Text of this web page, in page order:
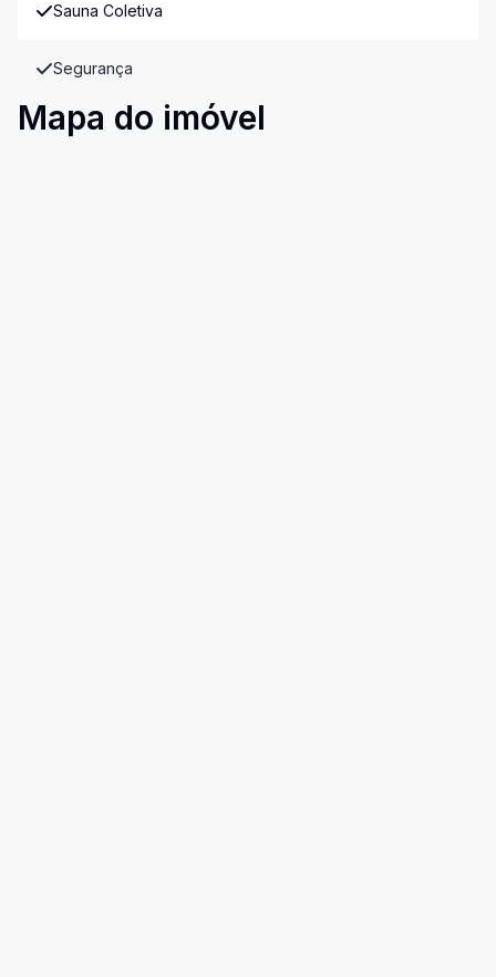
Sauna Coletiva
Segurança
Mapa do imóvel